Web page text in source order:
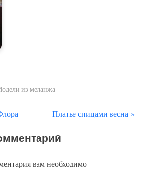
из меланжа
С
е
Платье спицами весна
вам необходимо